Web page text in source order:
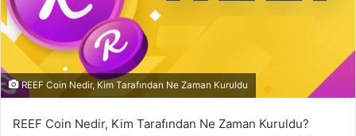
REEF Coin Nedir, Kim Tarafından Ne Zaman Kuruldu
REEF Coin Nedir, Kim Tarafından Ne Zaman Kuruldu?